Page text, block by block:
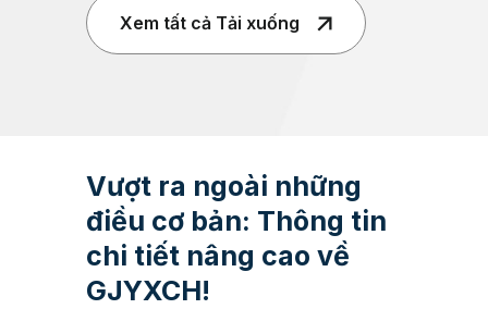
Xem tất cả Tải xuống
Vượt ra ngoài những
điều cơ bản: Thông tin
chi tiết nâng cao về
GJYXCH!